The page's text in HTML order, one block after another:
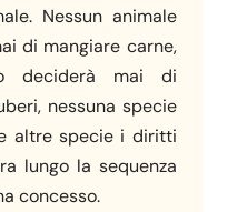
Nessun animale
di mangiare carne,
deciderà mai di
nessuna specie
altre specie i diritti
lungo la sequenza
concesso.